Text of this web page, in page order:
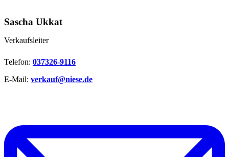
Sascha Ukkat
Verkaufsleiter
Telefon: 037326-9116
E-Mail: verkauf@niese.de